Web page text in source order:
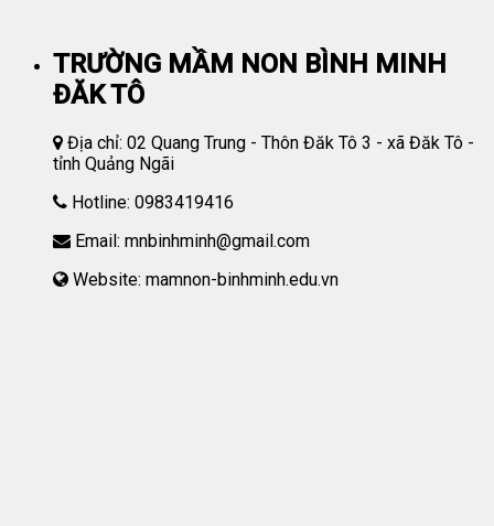
TRƯỜNG MẦM NON BÌNH MINH
ĐĂK TÔ
Địa chỉ: 02 Quang Trung - Thôn Đăk Tô 3 - xã Đăk Tô -
tỉnh Quảng Ngãi
Hotline: 0983419416
Email: mnbinhminh@gmail.com
Website: mamnon-binhminh.edu.vn